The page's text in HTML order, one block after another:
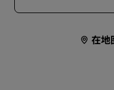
在地